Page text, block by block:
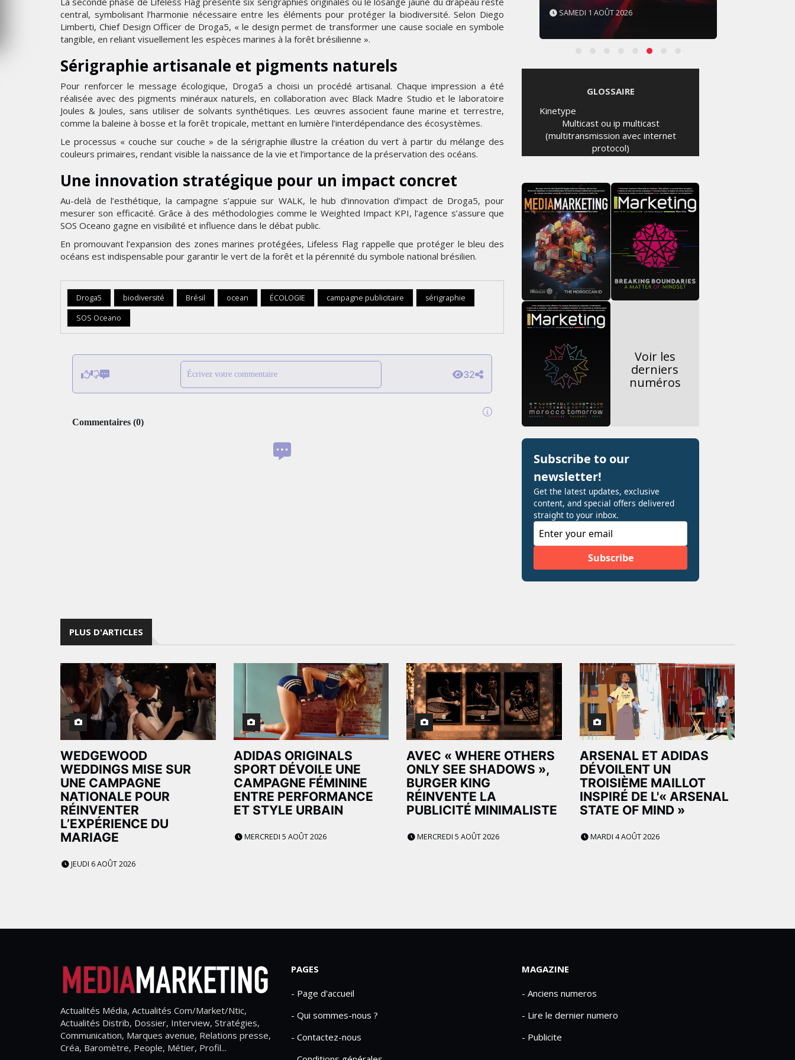
central, symbolisant l’harmonie nécessaire entre les éléments pour protéger la biodiversité. Selon Diego
Limberti, Chief Design Officer de Droga5, « le design permet de transformer une cause sociale en symbole
tangible, en reliant visuellement les espèces marines à la forêt brésilienne ».
Sérigraphie artisanale et pigments naturels
Pour renforcer le message écologique, Droga5 a choisi un procédé artisanal. Chaque impression a été
réalisée avec des pigments minéraux naturels, en collaboration avec Black Madre Studio et le laboratoire
Joules & Joules, sans utiliser de solvants synthétiques. Les œuvres associent faune marine et terrestre,
comme la baleine à bosse et la forêt tropicale, mettant en lumière l’interdépendance des écosystèmes.
Le processus « couche sur couche » de la sérigraphie illustre la création du vert à partir du mélange des
couleurs primaires, rendant visible la naissance de la vie et l’importance de la préservation des océans.
Une innovation stratégique pour un impact concret
Au-delà de l’esthétique, la campagne s’appuie sur WALK, le hub d’innovation d’impact de Droga5, pour
mesurer son efficacité. Grâce à des méthodologies comme le Weighted Impact KPI, l’agence s’assure que
SOS Oceano gagne en visibilité et influence dans le débat public.
En promouvant l’expansion des zones marines protégées, Lifeless Flag rappelle que protéger le bleu des
océans est indispensable pour garantir le vert de la forêt et la pérennité du symbole national brésilien.
Droga5 biodiversité Brésil ocean ÉCOLOGIE campagne publicitaire
sérigraphie
SOS Oceano
Écrivez votre commentaire 32
Commentaires (0)
MERCREDI 5 AOÛT 2026 MARDI 4 AOÛT 2026 SAMEDI 1 AOÛT 2026
GLOSSAIRE
Kinetype
Multicast ou ip multicast
(multitransmission avec internet
protocol)
Voir les
derniers
numéros
PLUS D'ARTICLES
WEDGEWOOD
WEDDINGS MISE SUR
UNE CAMPAGNE
NATIONALE POUR
RÉINVENTER
L’EXPÉRIENCE DU
MARIAGE
JEUDI 6 AOÛT 2026
ADIDAS ORIGINALS
SPORT DÉVOILE UNE
CAMPAGNE FÉMININE
ENTRE PERFORMANCE
ET STYLE URBAIN
MERCREDI 5 AOÛT 2026
AVEC « WHERE OTHERS
ONLY SEE SHADOWS »,
BURGER KING
RÉINVENTE LA
PUBLICITÉ MINIMALISTE
MERCREDI 5 AOÛT 2026
ARSENAL ET ADIDAS
DÉVOILENT UN
TROISIÈME MAILLOT
INSPIRÉ DE L'« ARSENAL
STATE OF MIND »
MARDI 4 AOÛT 2026
Actualités Média, Actualités Com/Market/Ntic,
Actualités Distrib, Dossier, Interview, Stratégies,
Communication, Marques avenue, Relations presse,
Créa, Baromètre, People, Métier, Profil...
PAGES
- Page d'accueil
- Qui sommes-nous ?
- Contactez-nous
MAGAZINE
- Anciens numeros
- Lire le dernier numero
- Publicite